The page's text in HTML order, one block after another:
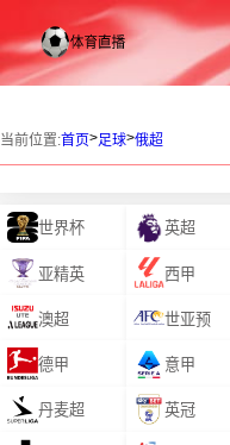
当前位置:首页>足球>俄超
世界杯 英超
亚精英 西甲
澳超 世亚预
德甲 意甲
丹麦超 英冠